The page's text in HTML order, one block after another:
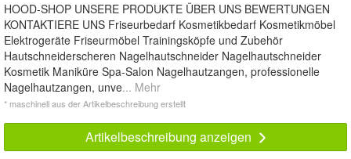
HOOD-SHOP UNSERE PRODUKTE ÜBER UNS BEWERTUNGEN
KONTAKTIERE UNS Friseurbedarf Kosmetikbedarf Kosmetikmöbel
Elektrogeräte Friseurmöbel Trainingsköpfe und Zubehör
Hautschneiderscheren Nagelhautschneider Nagelhautschneider
Kosmetik Maniküre Spa-Salon Nagelhautzangen, professionelle
Nagelhautzangen, unve... Mehr
* maschinell aus der Artikelbeschreibung erstellt
Artikelbeschreibung anzeigen